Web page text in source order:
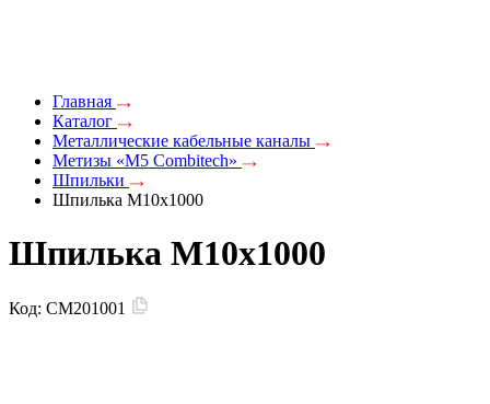
Главная
Каталог
Металлические кабельные каналы
Метизы «M5 Combitech»
Шпильки
Шпилька М10х1000
Шпилька М10х1000
Код: CM201001